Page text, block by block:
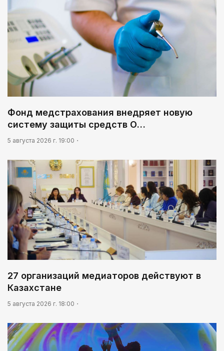
кассовым фильмом 2026 года
Фонд медстрахования внедряет новую
систему защиты средств О…
5 августа 2026 г. 19:00
27 организаций медиаторов действуют в
Казахстане
5 августа 2026 г. 18:00